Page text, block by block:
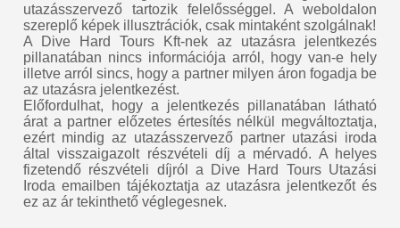
utazásszervező tartozik felelősséggel. A weboldalon
szereplő képek illusztrációk, csak mintaként szolgálnak!
A Dive Hard Tours Kft-nek az utazásra jelentkezés
pillanatában nincs információja arról, hogy van-e hely
illetve arról sincs, hogy a partner milyen áron fogadja be
az utazásra jelentkezést.
Előfordulhat, hogy a jelentkezés pillanatában látható
árat a partner előzetes értesítés nélkül megváltoztatja,
ezért mindig az utazásszervező partner utazási iroda
által visszaigazolt részvételi díj a mérvadó. A helyes
fizetendő részvételi díjról a Dive Hard Tours Utazási
Iroda emailben tájékoztatja az utazásra jelentkezőt és
ez az ár tekinthető véglegesnek.